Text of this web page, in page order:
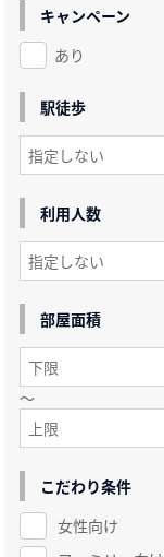
キャンペーン
あり
駅徒歩
利用人数
部屋面積
～
こだわり条件
女性向け